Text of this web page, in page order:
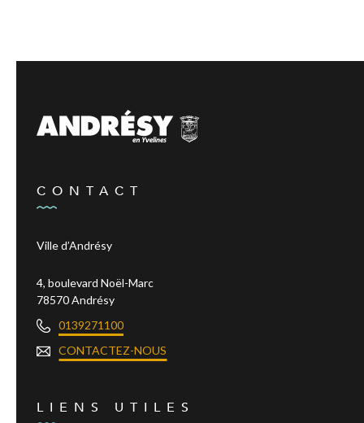
CONTACT
Ville d’Andrésy
4, boulevard Noël-Marc
78570 Andrésy
0139271100
CONTACTEZ-NOUS
LIENS UTILES